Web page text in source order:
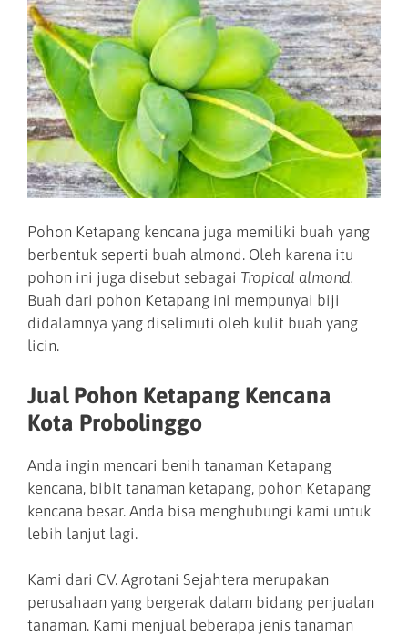
Pohon Ketapang kencana juga memiliki buah yang
berbentuk seperti buah almond. Oleh karena itu
pohon ini juga disebut sebagai Tropical almond.
Buah dari pohon Ketapang ini mempunyai biji
didalamnya yang diselimuti oleh kulit buah yang
licin.
Jual Pohon Ketapang Kencana
Kota Probolinggo
Anda ingin mencari benih tanaman Ketapang
kencana, bibit tanaman ketapang, pohon Ketapang
kencana besar. Anda bisa menghubungi kami untuk
lebih lanjut lagi.
Kami dari CV. Agrotani Sejahtera merupakan
perusahaan yang bergerak dalam bidang penjualan
tanaman. Kami menjual beberapa jenis tanaman